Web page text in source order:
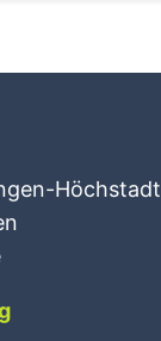
Höchstadt